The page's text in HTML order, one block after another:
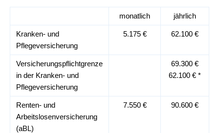
monatlich jährlich
Kranken- und
Pflegeversicherung
5.175 € 62.100 €
Versicherungspflichtgrenze
in der Kranken- und
Pflegeversicherung
69.300 €
62.100 € *
Renten- und
Arbeitslosenversicherung
(aBL)
7.550 € 90.600 €